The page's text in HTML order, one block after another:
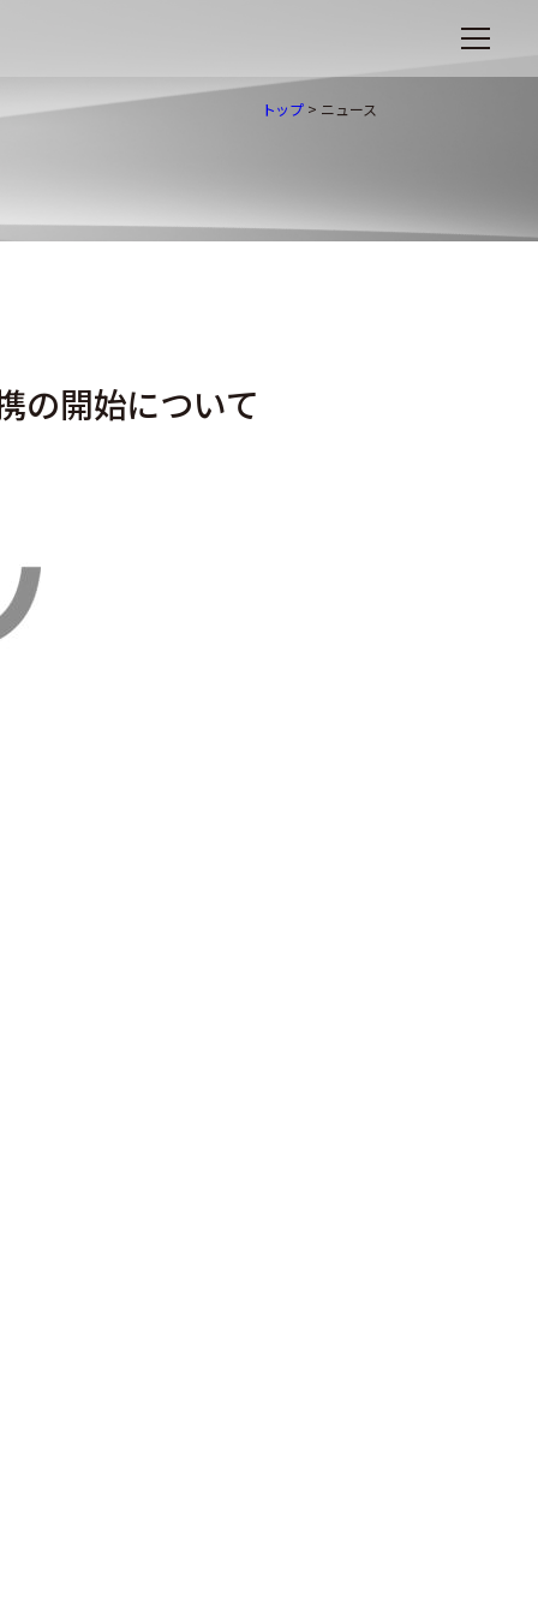
トップ > ニュース
の開始について